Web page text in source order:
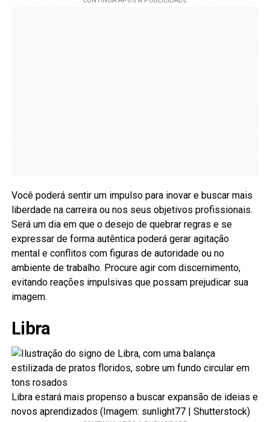
Você poderá sentir um impulso para inovar e buscar mais
liberdade na carreira ou nos seus objetivos profissionais.
Será um dia em que o desejo de quebrar regras e se
expressar de forma autêntica poderá gerar agitação
mental e conflitos com figuras de autoridade ou no
ambiente de trabalho. Procure agir com discernimento,
evitando reações impulsivas que possam prejudicar sua
imagem.
Libra
Libra estará mais propenso a buscar expansão de ideias e
novos aprendizados (Imagem: sunlight77 | Shutterstock)